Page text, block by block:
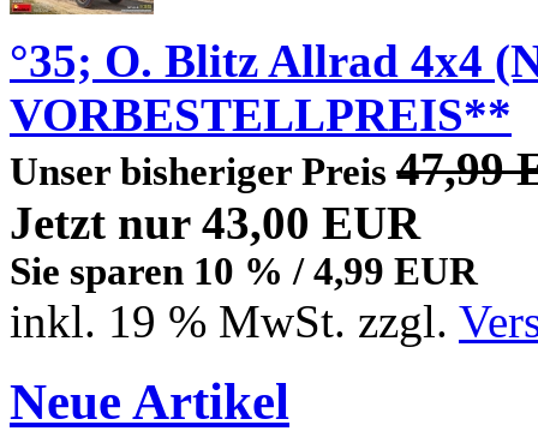
°35; O. Blitz Allrad 4x4
VORBESTELLPREIS**
Unser bisheriger Preis 47,99
Jetzt nur 43,00 EUR
Sie sparen 10 % / 4,99 EUR
inkl. 19 % MwSt. zzgl.
Neue Artikel